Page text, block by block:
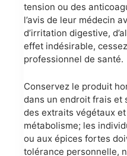
tension ou des
l’avis de leur médecin
d’irritation digestive,
effet indésirable,
professionnel de santé.
Conservez le produit
dans un endroit frais et
des extraits végétaux
métabolisme; les
ou aux épices fortes
tolérance personnelle,